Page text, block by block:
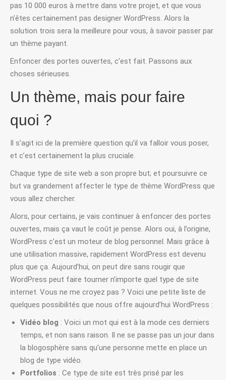
pas 10 000 euros à mettre dans votre projet, et que vous
n’êtes certainement pas designer WordPress. Alors la
solution trois sera la meilleure pour vous, à savoir passer par
un thème payant.
Enfoncer des portes ouvertes, c’est fait. Passons aux
choses sérieuses.
Un thème, mais pour faire
quoi ?
Il s’agit ici de la première question qu’il va falloir vous poser,
et c’est certainement la plus cruciale.
Chaque type de site web a son propre but; et poursuivre ce
but va grandement affecter le type de thème WordPress que
vous allez chercher.
Alors, pour certains, je vais continuer à enfoncer des portes
ouvertes, mais ça vaut le coût je pense. Alors oui, à l’origine,
WordPress c’est un moteur de blog personnel. Mais grâce à
une utilisation massive, rapidement WordPress est devenu
plus que ça. Aujourd’hui, on peut dire sans rougir que
WordPress peut faire tourner n’importe quel type de site
internet. Vous ne me croyez pas ? Voici une petite liste de
quelques possibilités que nous offre aujourd’hui WordPress :
Vidéo blog : Voici un mot qui est à la mode ces derniers
temps, et non sans raison. Il ne se passe pas un jour dans
la blogosphère sans qu’une personne mette en place un
blog de type vidéo.
Portfolios : Ce type de site est très prisé par les